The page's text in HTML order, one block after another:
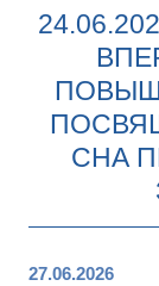
СНА
27.06.2026